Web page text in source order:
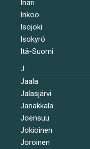
Inari
Inkoo
Isojoki
Isokyrö
Itä-Suomi
J
Jaala
Jalasjärvi
Janakkala
Joensuu
Jokioinen
Joroinen